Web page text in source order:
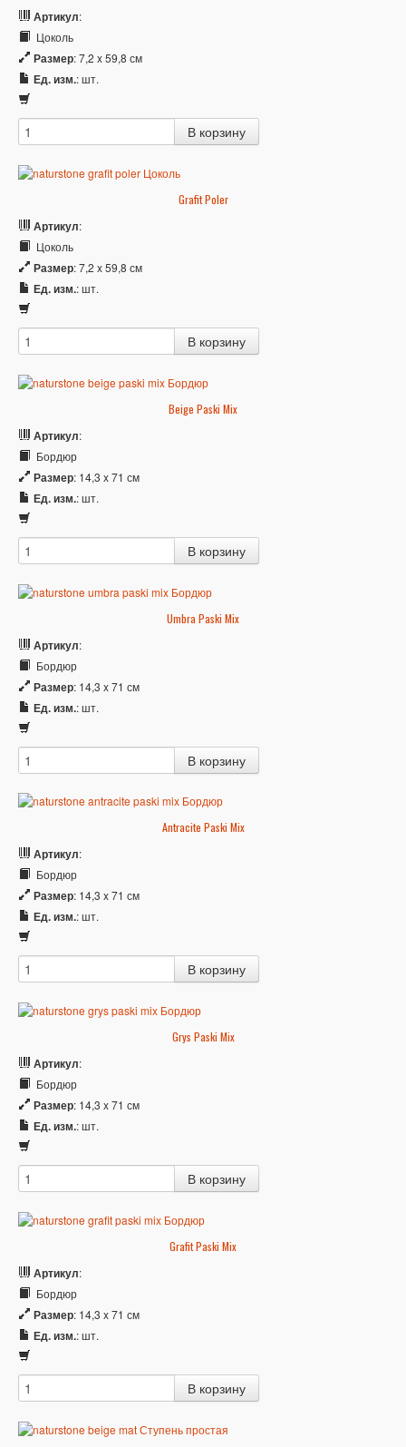
Артикул:
Цоколь
Размер: 7,2 x 59,8 см
Ед. изм.: шт.
Grafit Poler
Артикул:
Цоколь
Размер: 7,2 x 59,8 см
Ед. изм.: шт.
Beige Paski Mix
Артикул:
Бордюр
Размер: 14,3 x 71 см
Ед. изм.: шт.
Umbra Paski Mix
Артикул:
Бордюр
Размер: 14,3 x 71 см
Ед. изм.: шт.
Antracite Paski Mix
Артикул:
Бордюр
Размер: 14,3 x 71 см
Ед. изм.: шт.
Grys Paski Mix
Артикул:
Бордюр
Размер: 14,3 x 71 см
Ед. изм.: шт.
Grafit Paski Mix
Артикул:
Бордюр
Размер: 14,3 x 71 см
Ед. изм.: шт.